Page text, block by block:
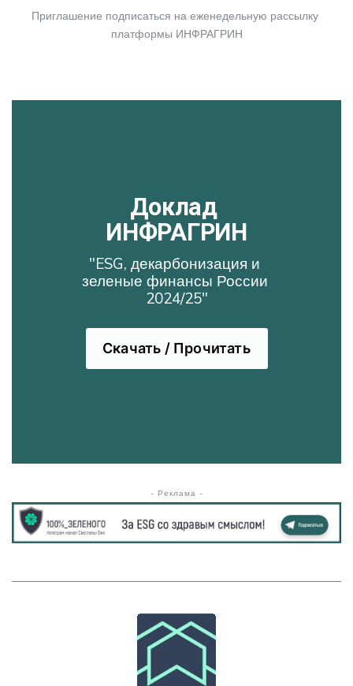
Приглашение подписаться на еженедельную рассылку
платформы ИНФРАГРИН
Доклад
ИНФРАГРИН
"ESG, декарбонизация и
зеленые финансы России
2024/25"
Скачать / Прочитать
- Реклама -